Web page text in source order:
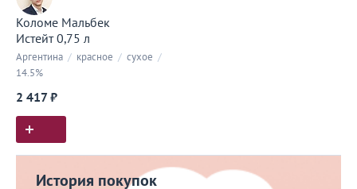
Коломе Мальбек
Истейт 0,75 л
Аргентина / красное / сухое /
14.5%
2 417 ₽
История покупок